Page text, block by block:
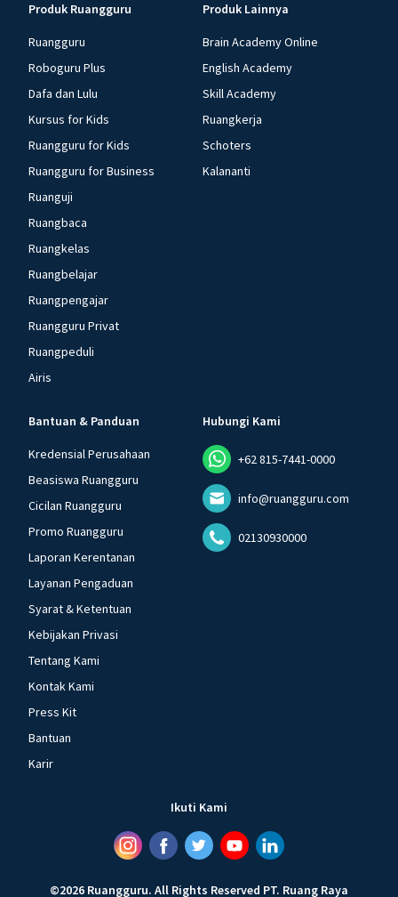
Produk Ruangguru
Ruangguru
Roboguru Plus
Dafa dan Lulu
Kursus for Kids
Ruangguru for Kids
Ruangguru for Business
Ruanguji
Ruangbaca
Ruangkelas
Ruangbelajar
Ruangpengajar
Ruangguru Privat
Ruangpeduli
Airis
Produk Lainnya
Brain Academy Online
English Academy
Skill Academy
Ruangkerja
Schoters
Kalananti
Bantuan & Panduan
Kredensial Perusahaan
Beasiswa Ruangguru
Cicilan Ruangguru
Promo Ruangguru
Laporan Kerentanan
Layanan Pengaduan
Syarat & Ketentuan
Kebijakan Privasi
Tentang Kami
Kontak Kami
Press Kit
Bantuan
Karir
Hubungi Kami
+62 815-7441-0000
info@ruangguru.com
02130930000
Ikuti Kami
©2026 Ruangguru. All Rights Reserved PT. Ruang Raya